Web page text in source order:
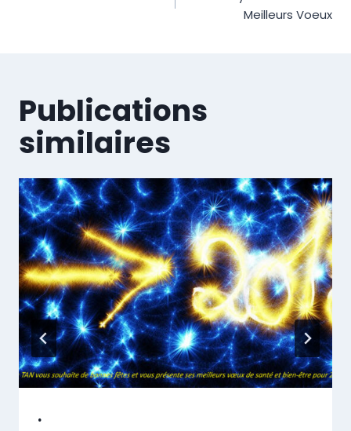
de
Meilleurs Voeux
Publications
similaires
.